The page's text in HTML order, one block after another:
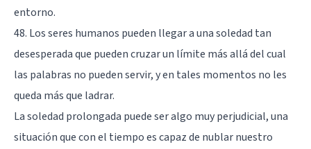
entorno.
48. Los seres humanos pueden llegar a una soledad tan
desesperada que pueden cruzar un límite más allá del cual
las palabras no pueden servir, y en tales momentos no les
queda más que ladrar.
La soledad prolongada puede ser algo muy perjudicial, una
situación que con el tiempo es capaz de nublar nuestro